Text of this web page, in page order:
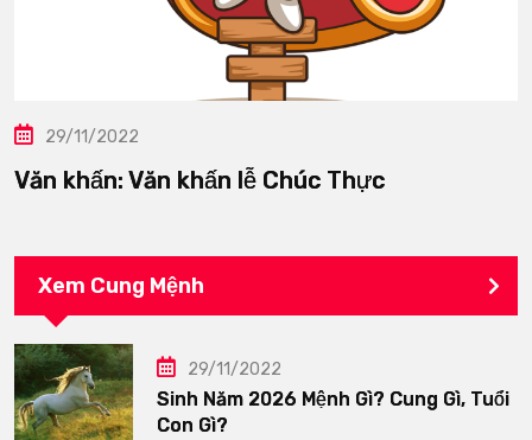
29/11/2022
Văn khấn: Văn khấn lễ Chúc Thực
Xem Cung Mệnh
29/11/2022
Sinh Năm 2026 Mệnh Gì? Cung Gì, Tuổi
Con Gì?